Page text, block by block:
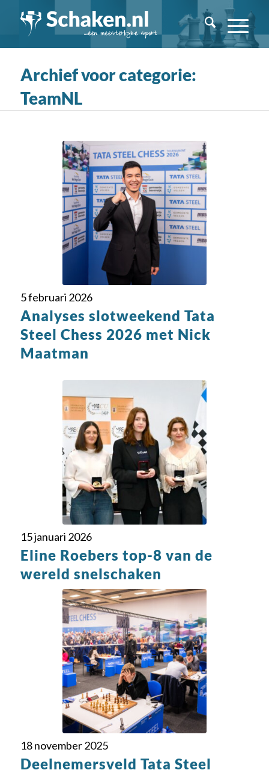
Archief voor categorie:
TeamNL
5 februari 2026
Analyses slotweekend Tata
Steel Chess 2026 met Nick
Maatman
15 januari 2026
Eline Roebers top-8 van de
wereld snelschaken
18 november 2025
Deelnemersveld Tata Steel